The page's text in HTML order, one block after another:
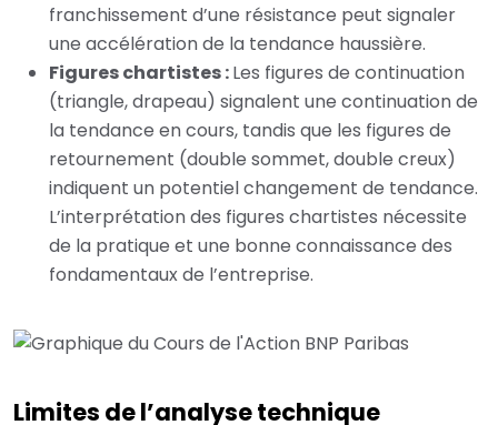
franchissement d’une résistance peut signaler
une accélération de la tendance haussière.
Figures chartistes :Les figures de continuation
(triangle, drapeau) signalent une continuation de
la tendance en cours, tandis que les figures de
retournement (double sommet, double creux)
indiquent un potentiel changement de tendance.
L’interprétation des figures chartistes nécessite
de la pratique et une bonne connaissance des
fondamentaux de l’entreprise.
Limites de l’analyse technique